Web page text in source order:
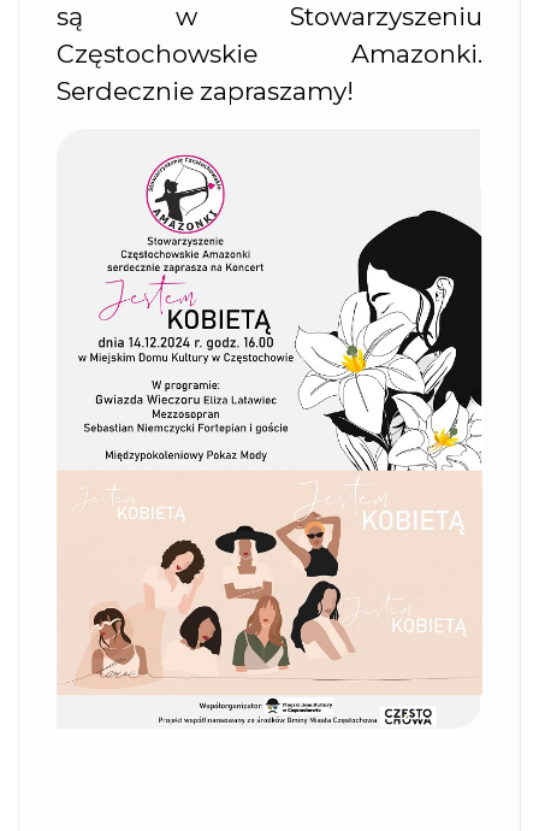
są w Stowarzyszeniu
Częstochowskie Amazonki.
Serdecznie zapraszamy!